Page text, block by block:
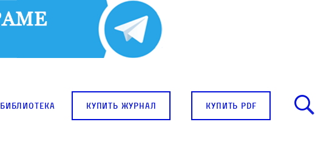
Библиотека купить журнал купить pdf